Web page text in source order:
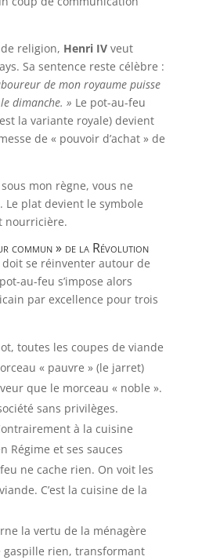
religion, Henri IVveut
Sa sentence reste célèbre :
de mon royaume puisse
dimanche. » Le pot-au-feu
la variante royale) devient
de « pouvoir d’achat » de
mon règne, vous ne
plat devient le symbole
nourricière.
commun » de la Révolution
doit se réinventer autour de
au-feu s’impose alors
par excellence pour trois
toutes les coupes de viande
« pauvre » (le jarret)
que le morceau « noble ».
sans privilèges.
à la cuisine
Régime et ses sauces
ne cache rien. On voit les
C’est la cuisine de la
la vertu de la ménagère
rien, transformant